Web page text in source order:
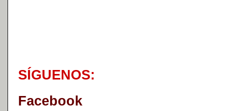
SÍGUENOS:
Facebook